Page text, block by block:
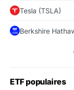
Tesla (TSLA)
Berkshire
ETF populaires